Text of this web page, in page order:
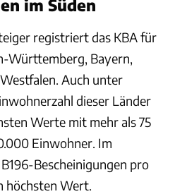
im Süden
registriert das KBA für
Württemberg, Bayern,
Auch unter
dieser Länder
Werte mit mehr als 75
Einwohner. Im
Bescheinigungen pro
höchsten Wert.